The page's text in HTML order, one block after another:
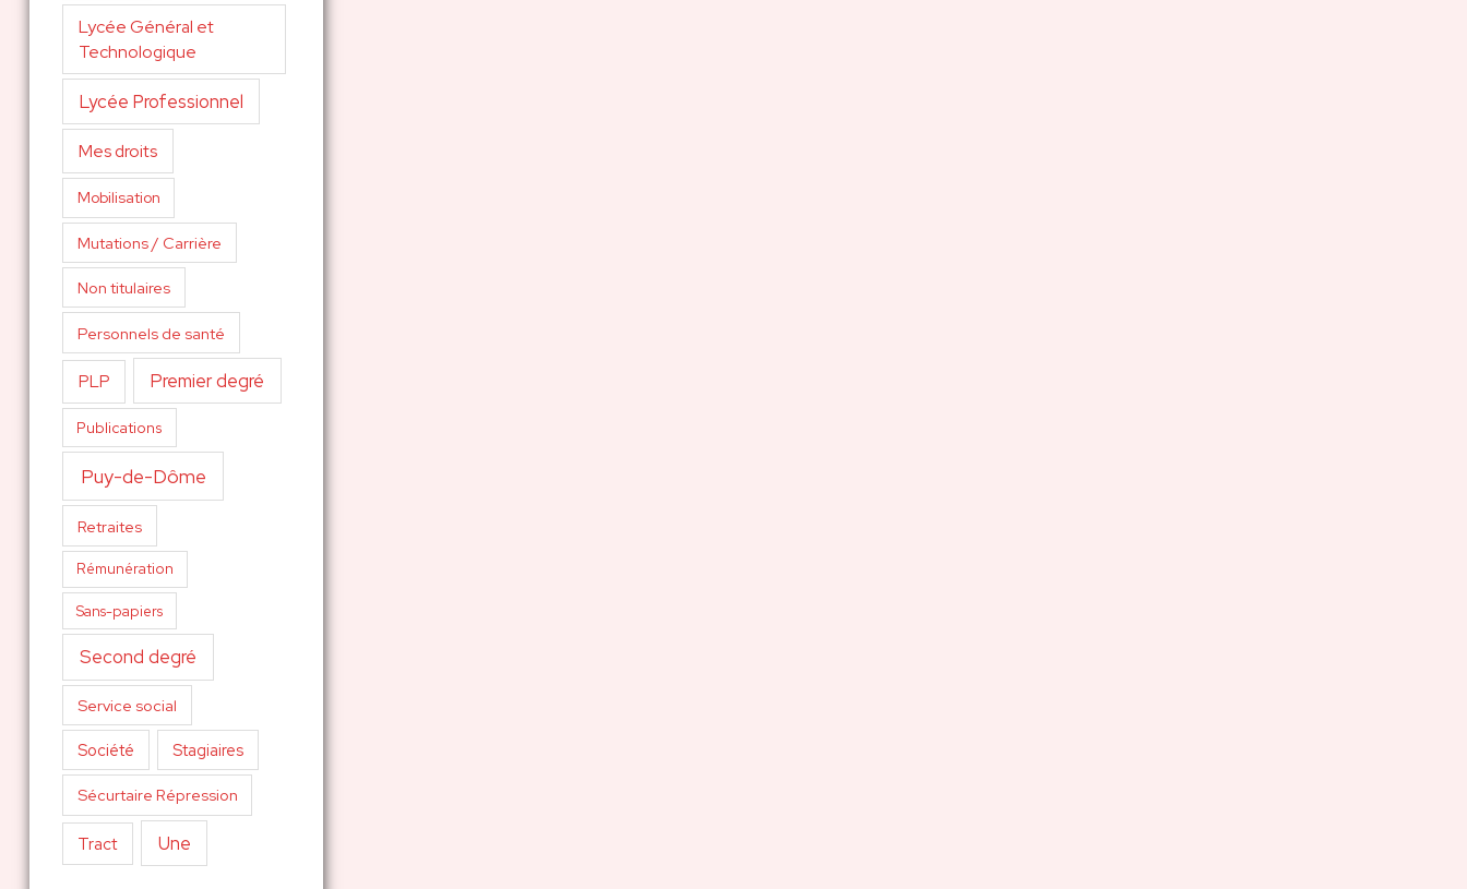
Lycée Général et
Technologique
Lycée Professionnel
Mes droits
Mobilisation
Mutations / Carrière
Non titulaires
Personnels de santé
PLP Premier degré
Publications
Puy-de-Dôme
Retraites
Rémunération
Sans-papiers
Second degré
Service social
Société Stagiaires
Sécurtaire Répression
Tract Une